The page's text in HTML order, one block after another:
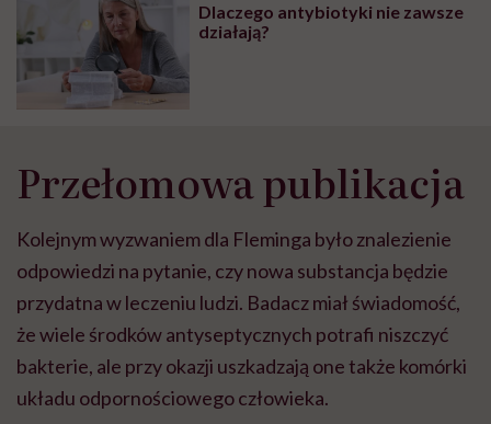
Dlaczego antybiotyki nie zawsze
działają?
Przełomowa publikacja
Kolejnym wyzwaniem dla Fleminga było znalezienie
odpowiedzi na pytanie, czy nowa substancja będzie
przydatna w leczeniu ludzi. Badacz miał świadomość,
że wiele środków antyseptycznych potrafi niszczyć
bakterie, ale przy okazji uszkadzają one także komórki
układu odpornościowego człowieka.